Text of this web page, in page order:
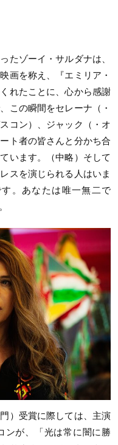
たゾーイ・サルダナは、
画を称え、『エミリア・
れたことに、心から感謝
この瞬間をセレーナ（・
コン）、ジャック（・オ
ト者の皆さんと分かち合
います。（中略）そして
スを演じられる人はいま
。あなたは唯一無二で
）受賞に際しては、主演
ンが、「光は常に闇に勝